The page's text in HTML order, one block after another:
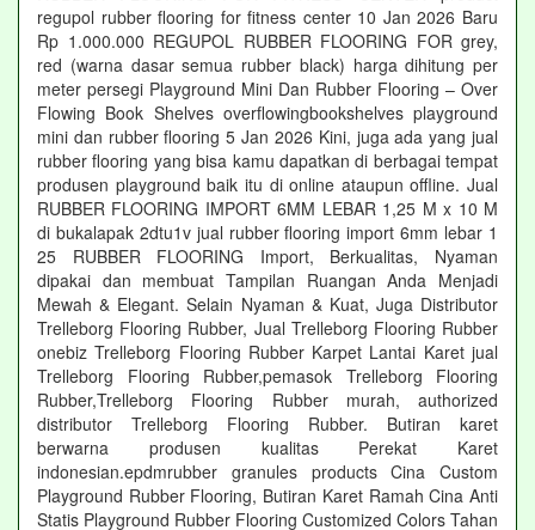
regupol rubber flooring for fitness center 10 Jan 2026 Baru
Rp 1.000.000 REGUPOL RUBBER FLOORING FOR grey,
red (warna dasar semua rubber black) harga dihitung per
meter persegi Playground Mini Dan Rubber Flooring – Over
Flowing Book Shelves overflowingbookshelves playground
mini dan rubber flooring 5 Jan 2026 Kini, juga ada yang jual
rubber flooring yang bisa kamu dapatkan di berbagai tempat
produsen playground baik itu di online ataupun offline. Jual
RUBBER FLOORING IMPORT 6MM LEBAR 1,25 M x 10 M
di bukalapak 2dtu1v jual rubber flooring import 6mm lebar 1
25 RUBBER FLOORING Import, Berkualitas, Nyaman
dipakai dan membuat Tampilan Ruangan Anda Menjadi
Mewah & Elegant. Selain Nyaman & Kuat, Juga Distributor
Trelleborg Flooring Rubber, Jual Trelleborg Flooring Rubber
onebiz Trelleborg Flooring Rubber Karpet Lantai Karet jual
Trelleborg Flooring Rubber,pemasok Trelleborg Flooring
Rubber,Trelleborg Flooring Rubber murah, authorized
distributor Trelleborg Flooring Rubber. Butiran karet
berwarna produsen kualitas Perekat Karet
indonesian.epdmrubber granules products Cina Custom
Playground Rubber Flooring, Butiran Karet Ramah Cina Anti
Statis Playground Rubber Flooring Customized Colors Tahan